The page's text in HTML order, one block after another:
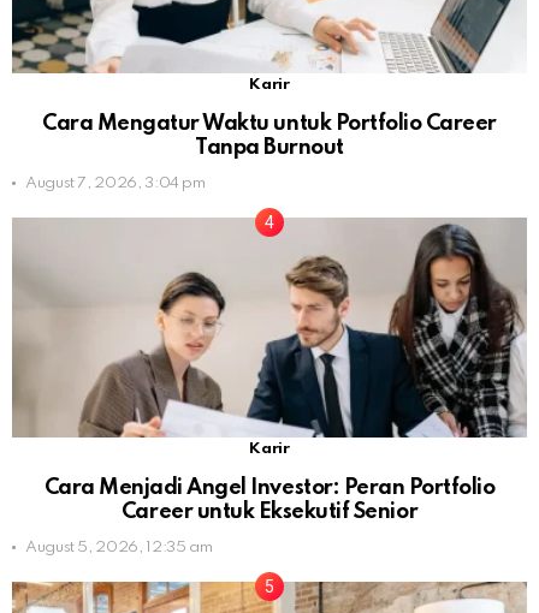
Karir
Cara Mengatur Waktu untuk Portfolio Career
Tanpa Burnout
August 7, 2026, 3:04 pm
Karir
Cara Menjadi Angel Investor: Peran Portfolio
Career untuk Eksekutif Senior
August 5, 2026, 12:35 am